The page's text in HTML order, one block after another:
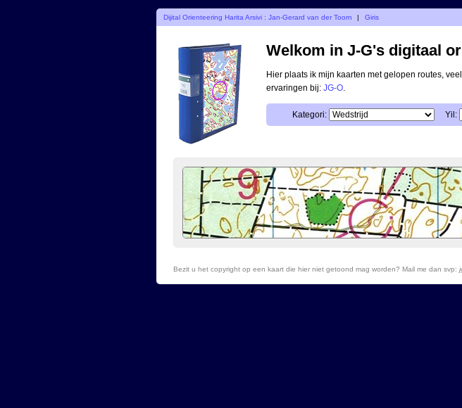
Dijital Orienteering Harita Arsivi : Jan-Gerard van der Toorn | Giris
Welkom in J-G's digitaal
Hier plaats ik mijn kaarten met gelopen routes,
ervaringen bij: JG-O
Kategori: Yil:
Bezit u het copyright op een kaart die hier niet getoond mag worden? Mail me dan svp: